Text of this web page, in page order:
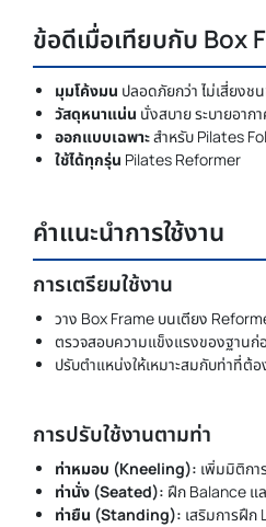
ข้อดีเมื่อเทียบกับ Box
มุมโค้งมน ปลอดภัยกว่า ไม่เสี่ยงช
วัสดุหนาแน่น นั่งสบาย ระบายอาก
ออกแบบเฉพาะสำหรับ Pilates
ใช้ได้ทุกรุ่น Pilates Reformer
คำแนะนำการใช้งาน
การเตรียมใช้งาน
วาง Box Frame บนเตียง
ตรวจสอบความแข็งแรงของฐาน
ปรับตำแหน่งให้เหมาะสมกับท่าที่ต้
การปรับใช้งานตามท่า
ท่าหมอบ (Kneeling): เพิ่มมิติกา
ท่านั่ง (Seated): ฝึก Balance แ
ท่ายืน (Standing): เสริมการฝึ